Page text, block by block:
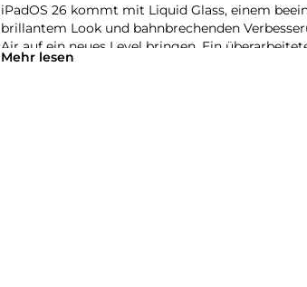
iPadOS 26 kommt mit Liquid Glass, einem
brillantem Look und bahn­brechenden
Air auf ein neues Level bringen. Ein
mehr Möglich­keiten und Flexibilität als je zuvor.
Mehr lesen